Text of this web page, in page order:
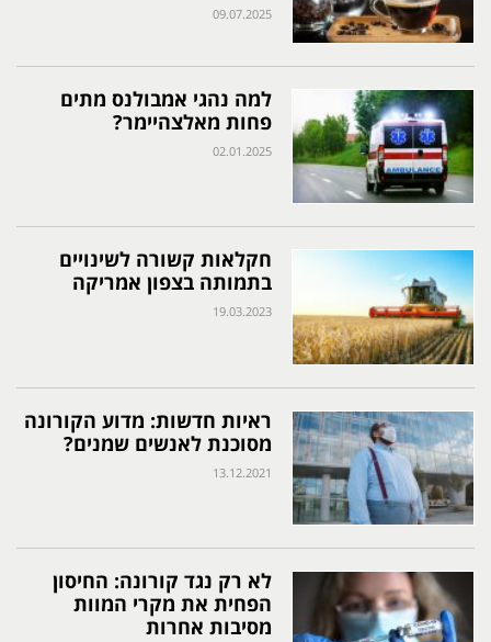
09.07.2025
למה נהגי אמבולנס מתים
פחות מאלצהיימר?
02.01.2025
חקלאות קשורה לשינויים
בתמותה בצפון אמריקה
19.03.2023
ראיות חדשות: מדוע הקורונה
מסוכנת לאנשים שמנים?
13.12.2021
לא רק נגד קורונה: החיסון
הפחית את מקרי המוות
מסיבות אחרות